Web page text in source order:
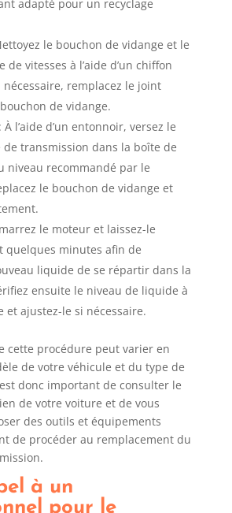
adapté pour un recyclage
le bouchon de vidange et le
vitesses à l’aide d’un chiffon
nécessaire, remplacez le joint
de vidange.
l’aide d’un entonnoir, versez le
transmission dans la boîte de
niveau recommandé par le
le bouchon de vidange et
le moteur et laissez-le
quelques minutes afin de
liquide de se répartir dans la
ensuite le niveau de liquide à
et ajustez-le si nécessaire.
cette procédure peut varier en
de votre véhicule et du type de
donc important de consulter le
de votre voiture et de vous
des outils et équipements
de procéder au remplacement du
à un
pour le